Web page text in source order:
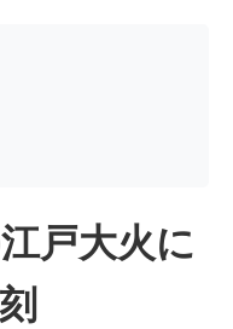
戸大火に